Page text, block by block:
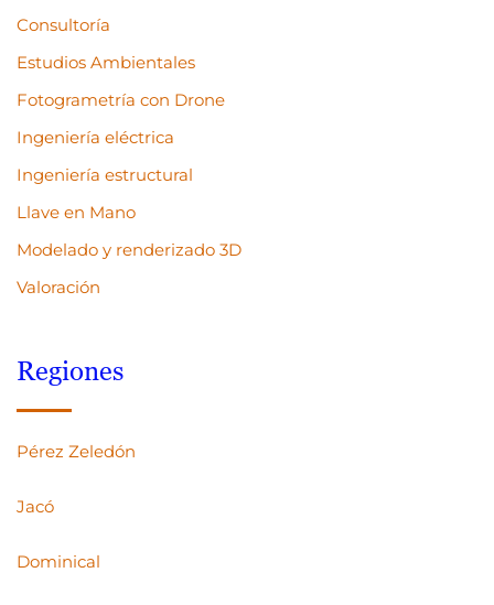
Consultoría
Estudios Ambientales
Fotogrametría con Drone
Ingeniería eléctrica
Ingeniería estructural
Llave en Mano
Modelado y renderizado 3D
Valoración
Regiones
Pérez Zeledón
Jacó
Dominical